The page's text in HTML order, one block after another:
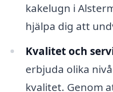
kakelugn i
hjälpa dig att
Kvalitet och
erbjuda olika
kvalitet. Genom